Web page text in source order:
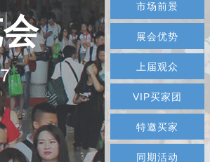
市场前景
展会优势
上届观众
VIP买家团
特邀买家
同期活动